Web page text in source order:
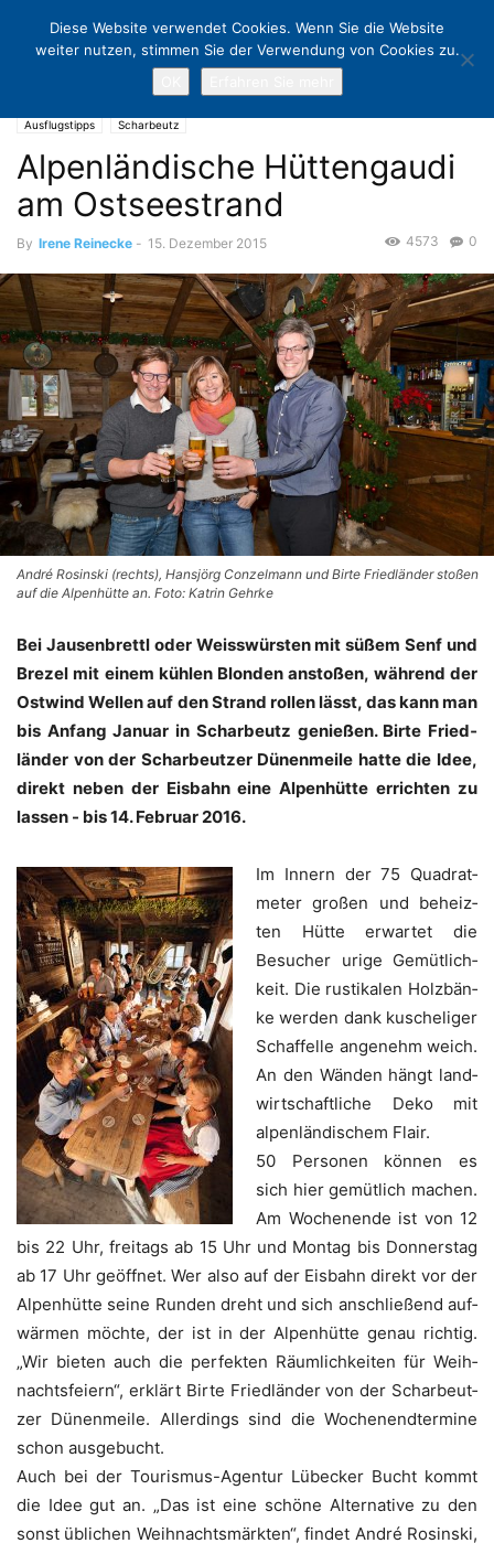
Ausflugstipps Scharbeutz
Alpenländische Hüttengaudi
am Ostseestrand
By Irene Reinecke - 15. Dezember 2015 0
4573
André Rosinski (rechts), Hansjörg Conzelmann und Birte Friedländer stoßen
auf die Alpenhütte an. Foto: Katrin Gehrke
Bei Jau­sen­brettl oder Weiss­würs­ten mit süßem Senf und
Bre­zel mit einem küh­len Blon­den ansto­ßen, wäh­rend der
Ost­wind Wel­len auf den Strand rol­len lässt, das kann man
bis Anfang Janu­ar in Schar­beutz genie­ßen. Bir­te Fried­
län­der von der Schar­beut­zer Dünen­mei­le hat­te die Idee,
direkt neben der Eis­bahn eine Alpen­hüt­te errich­ten zu
las­sen - bis 14. Febru­ar 2016.
Im Innern der 75 Qua­drat­
me­ter gro­ßen und beheiz­
ten Hüt­te erwar­tet die
Besu­cher uri­ge Gemüt­lich­
keit. Die rus­ti­ka­len Holz­bän­
ke wer­den dank kusche­li­ger
Schaf­fel­le ange­nehm weich.
An den Wän­den hängt land­
wirt­schaft­li­che Deko mit
alpen­län­di­schem Flair.
50 Per­so­nen kön­nen es
sich hier gemüt­lich machen.
Am Wochen­en­de ist von 12
bis 22 Uhr, frei­tags ab 15 Uhr und Mon­tag bis Don­ners­tag
ab 17 Uhr geöff­net. Wer also auf der Eis­bahn direkt vor der
Alpen­hüt­te sei­ne Run­den dreht und sich anschlie­ßend auf­
wär­men möch­te, der ist in der Alpen­hüt­te genau rich­tig.
„Wir bie­ten auch die per­fek­ten Räum­lich­kei­ten für Weih­
nachts­fei­ern“, erklärt Bir­te Fried­län­der von der Schar­beut­
zer Dünen­mei­le. Aller­dings sind die Wochen­end­ter­mi­ne
schon ausgebucht.
Auch bei der Tou­ris­mus-Agen­tur Lübe­cker Bucht kommt
die Idee gut an. „Das ist eine schö­ne Alter­na­ti­ve zu den
sonst übli­chen Weih­nachts­märk­ten“, fin­det André Rosin­ski,
Diese Website verwendet Cookies. Wenn Sie die Website
weiter nutzen, stimmen Sie der Verwendung von Cookies zu.